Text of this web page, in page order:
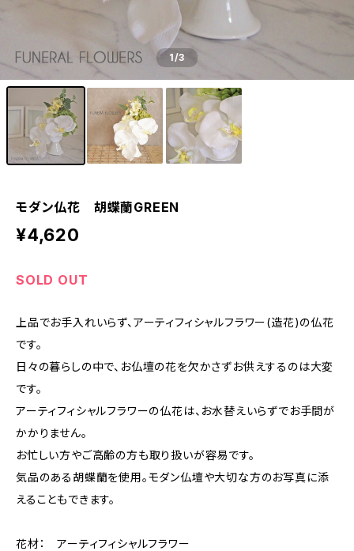
1/3
モダン仏花 胡蝶蘭GREEN
¥4,620
SOLD OUT
上品でお手入れいらず、アーティフィシャルフラワー(造花)の仏花
です。
日々の暮らしの中で、お仏壇の花を欠かさずお供えするのは大変
です。
アーティフィシャルフラワーの仏花は、お水替えいらずでお手間が
かかりません。
お忙しい方やご高齢の方も取り扱いが容易です。
気品のある胡蝶蘭を使用。モダン仏壇や大切な方のお写真に添
えることもできます。
花材： アーティフィシャルフラワー